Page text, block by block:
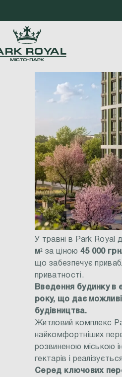
У травні в Park Royal
м² за ціною 45 000
що забезпечує
приватності.
Введення будинку в
року, що дає
будівництва.
Житловий комплекс
найкомфортніших
розвиненою міською
гектарів і
Серед ключових